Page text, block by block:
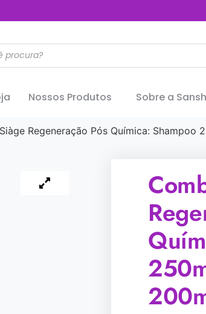
Nossos Produtos Sobre a
Regeneração Pós Química: Shampoo